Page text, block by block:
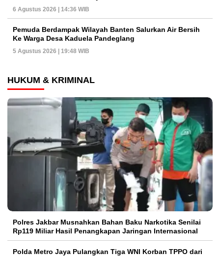
6 Agustus 2026 | 14:36 WIB
Pemuda Berdampak Wilayah Banten Salurkan Air Bersih
Ke Warga Desa Kaduela Pandeglang
5 Agustus 2026 | 19:48 WIB
HUKUM & KRIMINAL
Polres Jakbar Musnahkan Bahan Baku Narkotika Senilai
Rp119 Miliar Hasil Penangkapan Jaringan Internasional
Polda Metro Jaya Pulangkan Tiga WNI Korban TPPO dari